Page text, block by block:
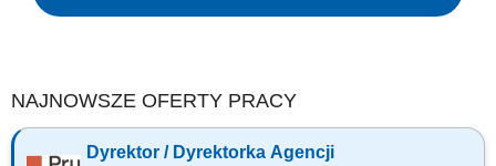
NAJNOWSZE OFERTY PRACY
Dyrektor / Dyrektorka Agencji